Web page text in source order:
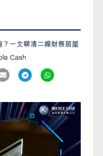
？一文睇清二線財務居屋
Cash